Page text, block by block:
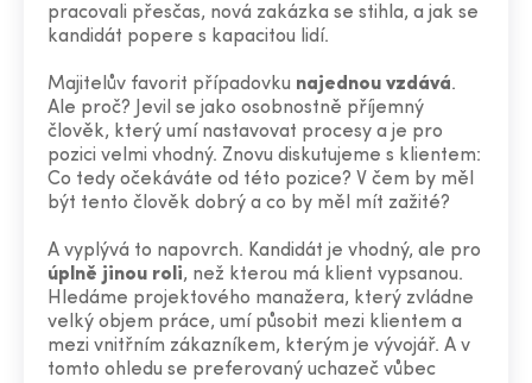
pracovali přesčas, nová zakázka se stihla, a jak se
kandidát popere s kapacitou lidí.
Majitelův favorit případovku najednou vzdává.
Ale proč? Jevil se jako osobnostně příjemný
člověk, který umí nastavovat procesy a je pro
pozici velmi vhodný. Znovu diskutujeme s klientem:
Co tedy očekáváte od této pozice? V čem by měl
být tento člověk dobrý a co by měl mít zažité?
A vyplývá to napovrch. Kandidát je vhodný, ale pro
úplně jinou roli, než kterou má klient vypsanou.
Hledáme projektového manažera, který zvládne
velký objem práce, umí působit mezi klientem a
mezi vnitřním zákazníkem, kterým je vývojář. A v
tomto ohledu se preferovaný uchazeč vůbec